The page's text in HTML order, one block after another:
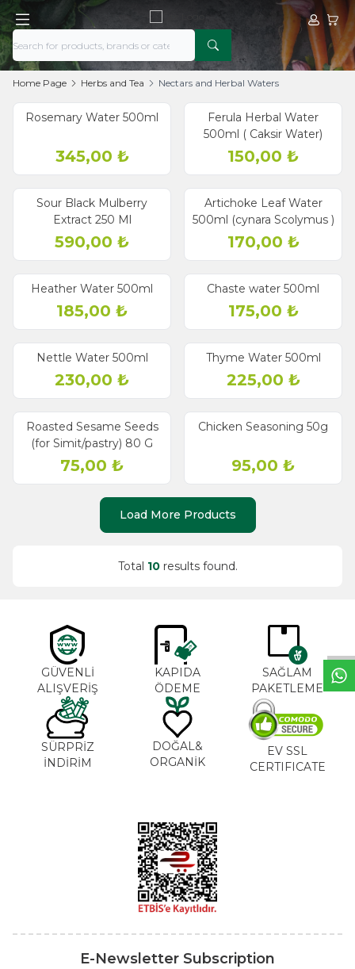
MyMy
Home Page Herbs and Tea Nectars and Herbal Waters
Rosemary Water 500ml
345,00 ₺
Ferula Herbal Water
500ml ( Caksir Water)
150,00 ₺
Sour Black Mulberry
Extract 250 Ml
590,00 ₺
Artichoke Leaf Water
500ml (cynara Scolymus )
170,00 ₺
Heather Water 500ml
185,00 ₺
Chaste water 500ml
175,00 ₺
Nettle Water 500ml
230,00 ₺
Thyme Water 500ml
225,00 ₺
Roasted Sesame Seeds
(for Simit/pastry) 80 G
75,00 ₺
Chicken Seasoning 50g
95,00 ₺
Load More Products
Total 10results found.
GÜVENLİ
ALIŞVERİŞ
KAPIDA
ÖDEME
SAĞLAM
PAKETLEME
SÜRPRİZ
İNDİRİM
DOĞAL&
ORGANİK
EV SSL
CERTIFICATE
E-Newsletter Subscription